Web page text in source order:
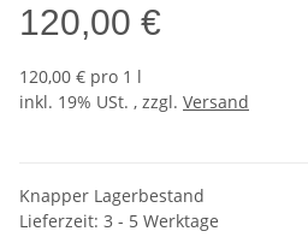
120,00 €
120,00 € pro 1 l
inkl. 19% USt. , zzgl. Versand
Knapper Lagerbestand
Lieferzeit: 3 - 5 Werktage